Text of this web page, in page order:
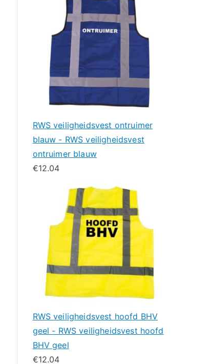
RWS veiligheidsvest ontruimer
blauw - RWS veiligheidsvest
ontruimer blauw
€12.04
RWS veiligheidsvest hoofd BHV
geel - RWS veiligheidsvest hoofd
BHV geel
€12.04